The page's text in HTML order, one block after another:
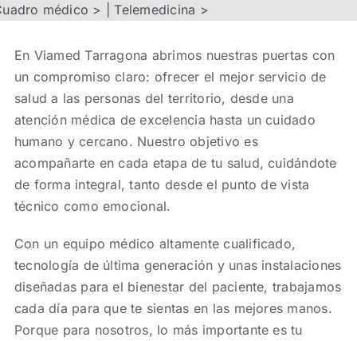
médico >
Telemedicina >
En Viamed Tarragona abrimos nuestras puertas con
un compromiso claro: ofrecer el mejor servicio de
salud a las personas del territorio, desde una
atención médica de excelencia hasta un cuidado
humano y cercano. Nuestro objetivo es
acompañarte en cada etapa de tu salud, cuidándote
de forma integral, tanto desde el punto de vista
técnico como emocional.
Con un equipo médico altamente cualificado,
tecnología de última generación y unas instalaciones
diseñadas para el bienestar del paciente, trabajamos
cada día para que te sientas en las mejores manos.
Porque para nosotros, lo más importante es tu